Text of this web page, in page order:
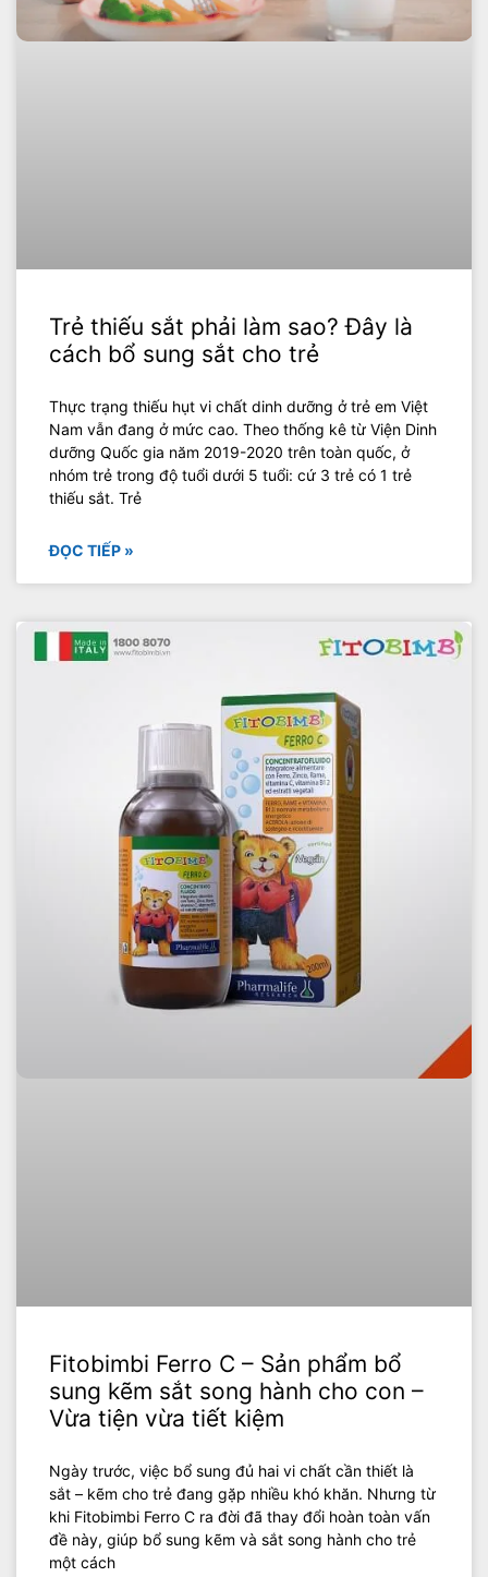
Trẻ thiếu sắt phải làm sao? Đây là
cách bổ sung sắt cho trẻ
Thực trạng thiếu hụt vi chất dinh dưỡng ở trẻ em Việt
Nam vẫn đang ở mức cao. Theo thống kê từ Viện Dinh
dưỡng Quốc gia năm 2019-2020 trên toàn quốc, ở
nhóm trẻ trong độ tuổi dưới 5 tuổi: cứ 3 trẻ có 1 trẻ
thiếu sắt. Trẻ
ĐỌC TIẾP »
Fitobimbi Ferro C – Sản phẩm bổ
sung kẽm sắt song hành cho con –
Vừa tiện vừa tiết kiệm
Ngày trước, việc bổ sung đủ hai vi chất cần thiết là
sắt – kẽm cho trẻ đang gặp nhiều khó khăn. Nhưng từ
khi Fitobimbi Ferro C ra đời đã thay đổi hoàn toàn vấn
đề này, giúp bổ sung kẽm và sắt song hành cho trẻ
một cách